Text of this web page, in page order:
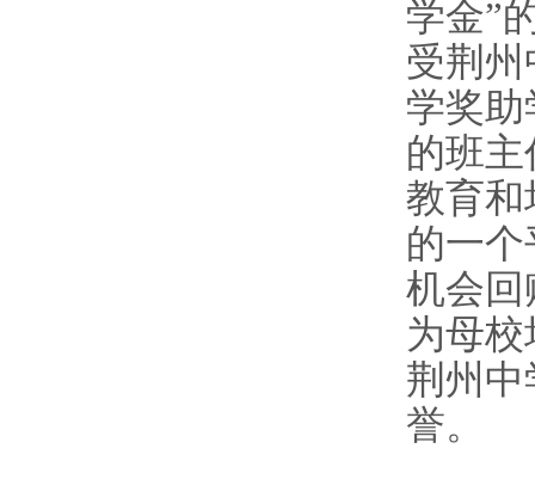
学金”
受荆
学奖
的班
教育和
的一
机会回
为母
荆州
誉。